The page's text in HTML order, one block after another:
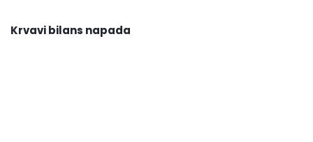
Krvavi bilans napada